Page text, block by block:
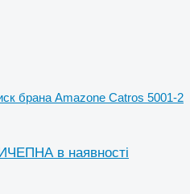
брана Amazone Catros 5001-2
в наявності